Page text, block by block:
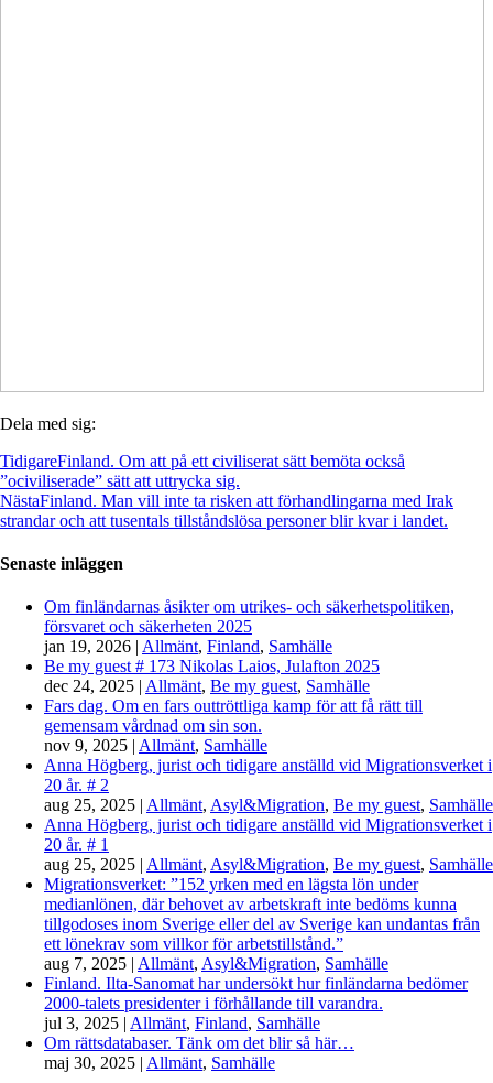
Dela med sig:
TidigareFinland. Om att på ett civiliserat sätt bemöta också
”ociviliserade” sätt att uttrycka sig.
NästaFinland. Man vill inte ta risken att förhandlingarna med Irak
strandar och att tusentals tillståndslösa personer blir kvar i landet.
Senaste inläggen
Om finländarnas åsikter om utrikes- och säkerhetspolitiken,
försvaret och säkerheten 2025
jan 19, 2026 | Allmänt, Finland, Samhälle
Be my guest # 173 Nikolas Laios, Julafton 2025
dec 24, 2025 | Allmänt, Be my guest, Samhälle
Fars dag. Om en fars outtröttliga kamp för att få rätt till
gemensam vårdnad om sin son.
nov 9, 2025 | Allmänt, Samhälle
Anna Högberg, jurist och tidigare anställd vid Migrationsverket i
20 år. # 2
aug 25, 2025 | Allmänt, Asyl&Migration, Be my guest, Samhälle
Anna Högberg, jurist och tidigare anställd vid Migrationsverket i
20 år. # 1
aug 25, 2025 | Allmänt, Asyl&Migration, Be my guest, Samhälle
Migrationsverket: ”152 yrken med en lägsta lön under
medianlönen, där behovet av arbetskraft inte bedöms kunna
tillgodoses inom Sverige eller del av Sverige kan undantas från
ett lönekrav som villkor för arbetstillstånd.”
aug 7, 2025 | Allmänt, Asyl&Migration, Samhälle
Finland. Ilta-Sanomat har undersökt hur finländarna bedömer
2000-talets presidenter i förhållande till varandra.
jul 3, 2025 | Allmänt, Finland, Samhälle
Om rättsdatabaser. Tänk om det blir så här…
maj 30, 2025 | Allmänt, Samhälle